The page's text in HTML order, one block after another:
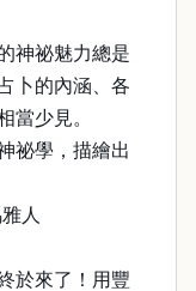
神祕魅力總是
卜的內涵、各
當少見。
祕學，描繪出
人
於來了！用豐